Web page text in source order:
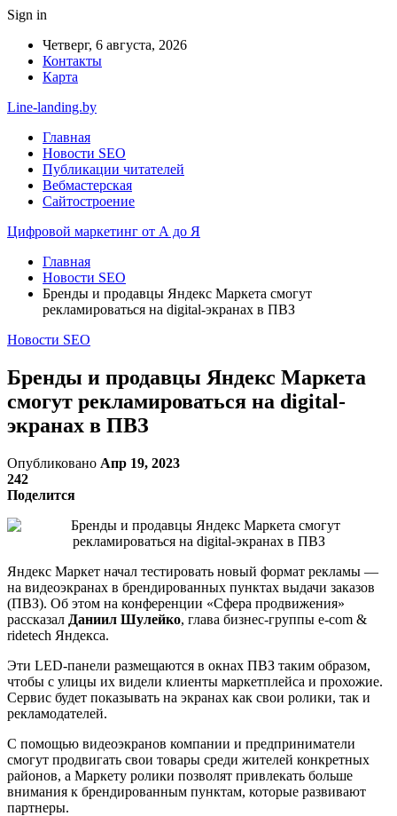
Sign in
Четверг, 6 августа, 2026
Контакты
Карта
Line-landing.by
Главная
Новости SEO
Публикации читателей
Вебмастерская
Сайтостроение
Цифровой маркетинг от А до Я
Главная
Новости SEO
Бренды и продавцы Яндекс Маркета смогут
рекламироваться на digital-экранах в ПВЗ
Новости SEO
Бренды и продавцы Яндекс Маркета
смогут рекламироваться на digital-
экранах в ПВЗ
Опубликовано Апр 19, 2023
242
Поделится
Яндекс Маркет начал тестировать новый формат рекламы —
на видеоэкранах в брендированных пунктах выдачи заказов
(ПВЗ). Об этом на конференции «Сфера продвижения»
рассказал Даниил Шулейко, глава бизнес-группы e-com &
ridetech Яндекса.
Эти LED-панели размещаются в окнах ПВЗ таким образом,
чтобы с улицы их видели клиенты маркетплейса и прохожие.
Сервис будет показывать на экранах как свои ролики, так и
рекламодателей.
С помощью видеоэкранов компании и предприниматели
смогут продвигать свои товары среди жителей конкретных
районов, а Маркету ролики позволят привлекать больше
внимания к брендированным пунктам, которые развивают
партнеры.